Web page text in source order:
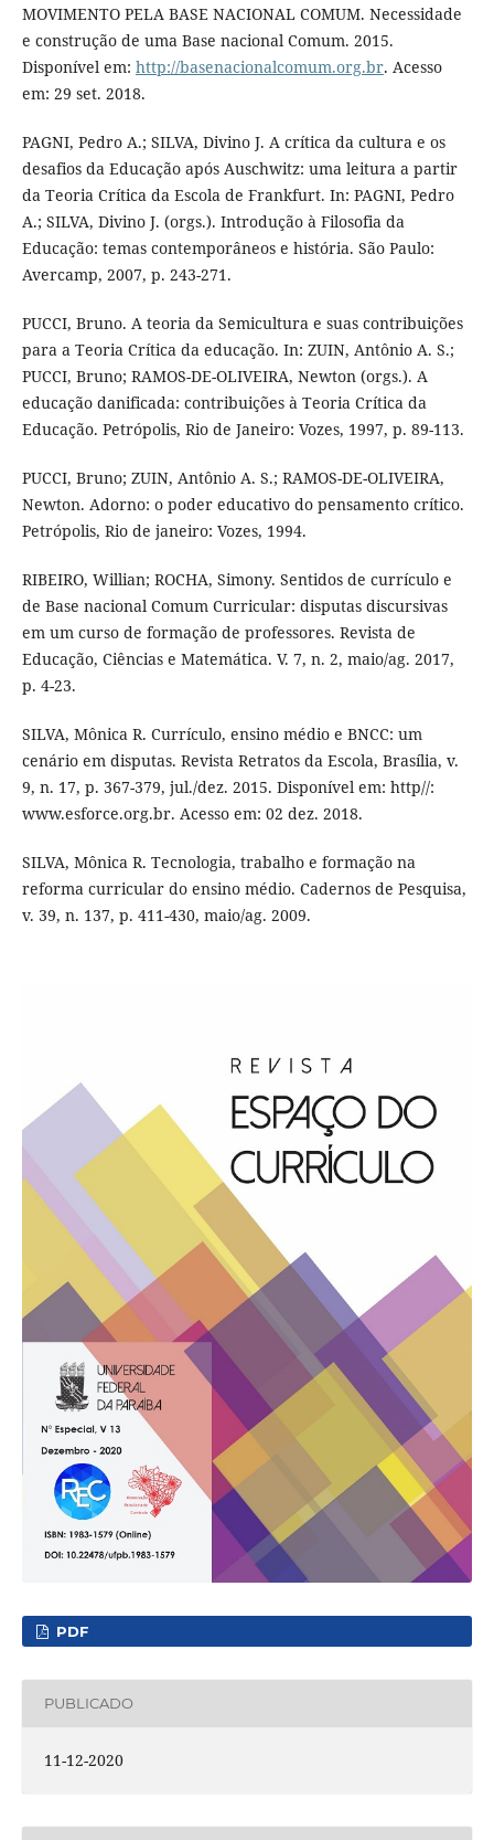
MOVIMENTO PELA BASE NACIONAL COMUM. Necessidade
e construção de uma Base nacional Comum. 2015.
Disponível em: http://basenacionalcomum.org.br. Acesso
em: 29 set. 2018.
PAGNI, Pedro A.; SILVA, Divino J. A crítica da cultura e os
desafios da Educação após Auschwitz: uma leitura a partir
da Teoria Crítica da Escola de Frankfurt. In: PAGNI, Pedro
A.; SILVA, Divino J. (orgs.). Introdução à Filosofia da
Educação: temas contemporâneos e história. São Paulo:
Avercamp, 2007, p. 243-271.
PUCCI, Bruno. A teoria da Semicultura e suas contribuições
para a Teoria Crítica da educação. In: ZUIN, Antônio A. S.;
PUCCI, Bruno; RAMOS-DE-OLIVEIRA, Newton (orgs.). A
educação danificada: contribuições à Teoria Crítica da
Educação. Petrópolis, Rio de Janeiro: Vozes, 1997, p. 89-113.
PUCCI, Bruno; ZUIN, Antônio A. S.; RAMOS-DE-OLIVEIRA,
Newton. Adorno: o poder educativo do pensamento crítico.
Petrópolis, Rio de janeiro: Vozes, 1994.
RIBEIRO, Willian; ROCHA, Simony. Sentidos de currículo e
de Base nacional Comum Curricular: disputas discursivas
em um curso de formação de professores. Revista de
Educação, Ciências e Matemática. V. 7, n. 2, maio/ag. 2017,
p. 4-23.
SILVA, Mônica R. Currículo, ensino médio e BNCC: um
cenário em disputas. Revista Retratos da Escola, Brasília, v.
9, n. 17, p. 367-379, jul./dez. 2015. Disponível em: http//:
www.esforce.org.br. Acesso em: 02 dez. 2018.
SILVA, Mônica R. Tecnologia, trabalho e formação na
reforma curricular do ensino médio. Cadernos de Pesquisa,
v. 39, n. 137, p. 411-430, maio/ag. 2009.
PDF
PUBLICADO
11-12-2020